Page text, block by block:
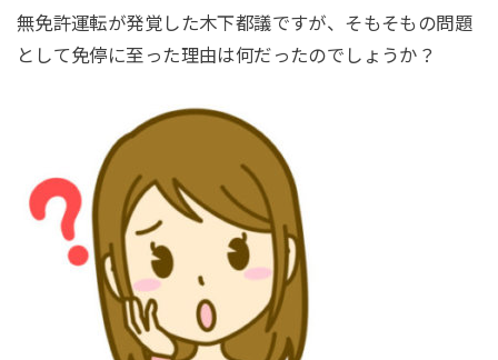
無免許運転が発覚した木下都議ですが、そもそもの問題
として免停に至った理由は何だったのでしょうか？